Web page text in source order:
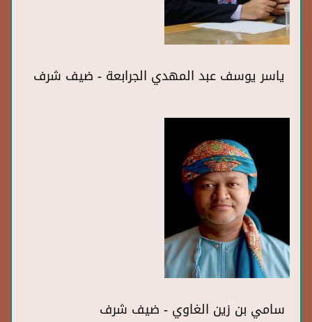
ياسر يوسف عبد المهدي الجرابعة - ضيف شرف
سامي بن زين الغاوي - ضيف شرف